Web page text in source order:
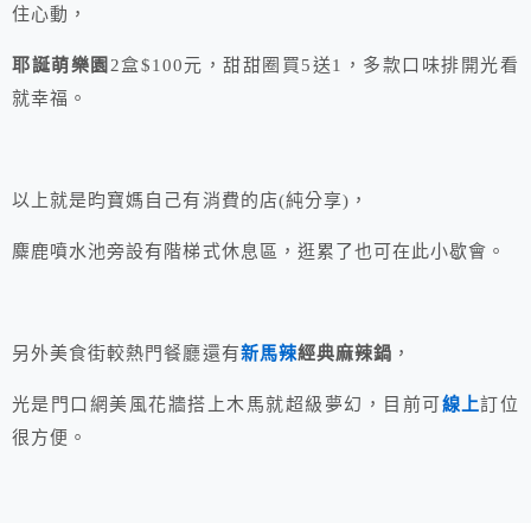
住心動，
耶誕萌樂園 2盒$100元，甜甜圈買5送1，多款口味排開光看
就幸福。
以上就是昀寶媽自己有消費的店(純分享)，
麋鹿噴水池旁設有階梯式休息區，逛累了也可在此小歇會。
另外美食街較熱門餐廳還有新馬辣經典麻辣鍋 ，
光是門口網美風花牆搭上木馬就超級夢幻，目前可 線上訂位
很方便。